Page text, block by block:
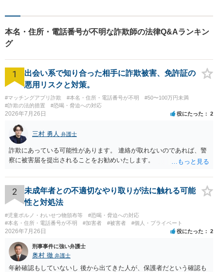
て、スピード感のあるシーム
レスな対応を実現します。
本名・住所・電話番号が不明な詐欺師の法律Q&Aランキン
グ
1
出会い系で知り合った相手に詐欺被害、免許証の
悪用リスクと対策。
#マッチングアプリ詐欺 #本名・住所・電話番号が不明
#50〜100万円未満
#詐欺の法的措置
#恐喝・脅迫への対応
2026年7月26日 役にたった 2
三村 勇人 弁護士
詐欺にあっている可能性があります。 連絡が取れないのであれば、警
察に被害届を提出されることをお勧めいたします。
2
未成年者との不適切なやり取りが法に触れる可能
性と対処法
#児童ポルノ・わいせつ物頒布等
#恐喝・脅迫への対応
#本名・住所・電話番号が不明
#加害者 #被害者 #個人・プライベート
2026年7月26日 役にたった 2
刑事事件に強い弁護士
奥村 徹 弁護士
年齢確認もしていないし 後から出てきた人が、保護者だという確認も